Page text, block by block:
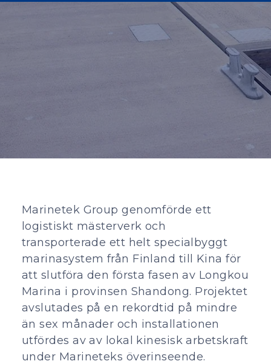
Marinetek Group genomförde ett
logistiskt mästerverk och
transporterade ett helt specialbyggt
marinasystem från Finland till Kina för
att slutföra den första fasen av Longkou
Marina i provinsen Shandong. Projektet
avslutades på en rekordtid på mindre
än sex månader och installationen
utfördes av av lokal kinesisk arbetskraft
under Marineteks överinseende.